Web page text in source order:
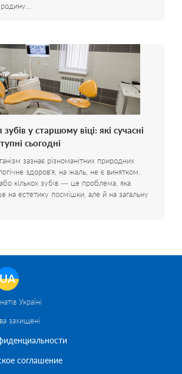
у старшому віці: які сучасні
сьогодні
зазнає різноманітних природних
здоров’я, на жаль, не є винятком.
кількох зубів — це проблема, яка
на естетику посмішки, але й на загальну
Україні
захищені
соглашение